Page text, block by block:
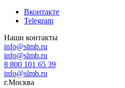
Вконтакте
Telegram
Наши контакты
info@slmb.ru
info@slmb.ru
8 800 101 65 39
info@slmb.ru
г.Москва